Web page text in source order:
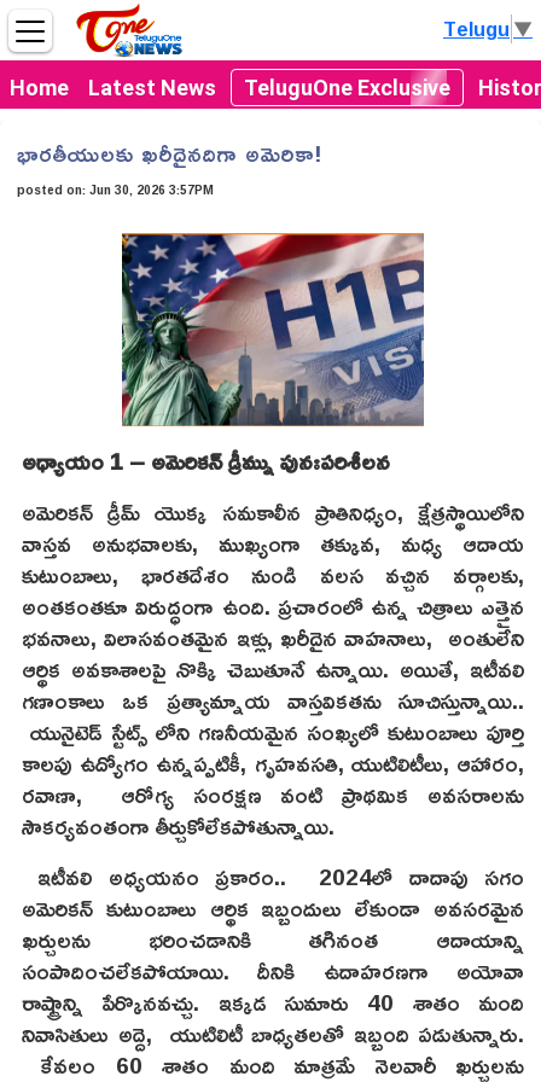
Home Latest News TeluguOne Exclusive
Telugu▼
భారతీయులకు ఖరీదైనదిగా అమెరికా!
posted on:Jun 30, 2026 3:57PM
అధ్యాయం 1 – అమెరికన్ డ్రీమ్ను పునఃపరిశీలన
అమెరికన్ డ్రీమ్ యొక్క సమకాలీన ప్రాతినిధ్యం, క్షేత్రస్థాయిలోని
వాస్తవ అనుభవాలకు, ముఖ్యంగా తక్కువ, మధ్య ఆదాయ
కుటుంబాలు, భారతదేశం నుండి వలస వచ్చిన వర్గాలకు,
అంతకంతకూ విరుద్ధంగా ఉంది. ప్రచారంలో ఉన్న చిత్రాలు ఎత్తైన
భవనాలు, విలాసవంతమైన ఇళ్లు, ఖరీదైన వాహనాలు, అంతులేని
ఆర్థిక అవకాశాలపై నొక్కి చెబుతూనే ఉన్నాయి. అయితే, ఇటీవలి
గణాంకాలు ఒక ప్రత్యామ్నాయ వాస్తవికతను సూచిస్తున్నాయి..
యునైటెడ్ స్టేట్స్ లోని గణనీయమైన సంఖ్యలో కుటుంబాలు పూర్తి
కాలపు ఉద్యోగం ఉన్నప్పటికీ, గృహవసతి, యుటిలిటీలు, ఆహారం,
రవాణా, ఆరోగ్య సంరక్షణ వంటి ప్రాథమిక అవసరాలను
సౌకర్యవంతంగా తీర్చుకోలేకపోతున్నాయి.
ఇటీవలి అధ్యయనం ప్రకారం.. 2024లో దాదాపు సగం
అమెరికన్ కుటుంబాలు ఆర్థిక ఇబ్బందులు లేకుండా అవసరమైన
ఖర్చులను భరించడానికి తగినంత ఆదాయాన్ని
సంపాదించలేకపోయాయి. దీనికి ఉదాహరణగా అయోవా
రాష్ట్రాన్ని పేర్కొనవచ్చు. ఇక్కడ సుమారు 40 శాతం మంది
నివాసితులు అద్దె, యుటిలిటీ బాధ్యతలతో ఇబ్బంది పడుతున్నారు.
కేవలం 60 శాతం మంది మాత్రమే నెలవారీ ఖర్చులను